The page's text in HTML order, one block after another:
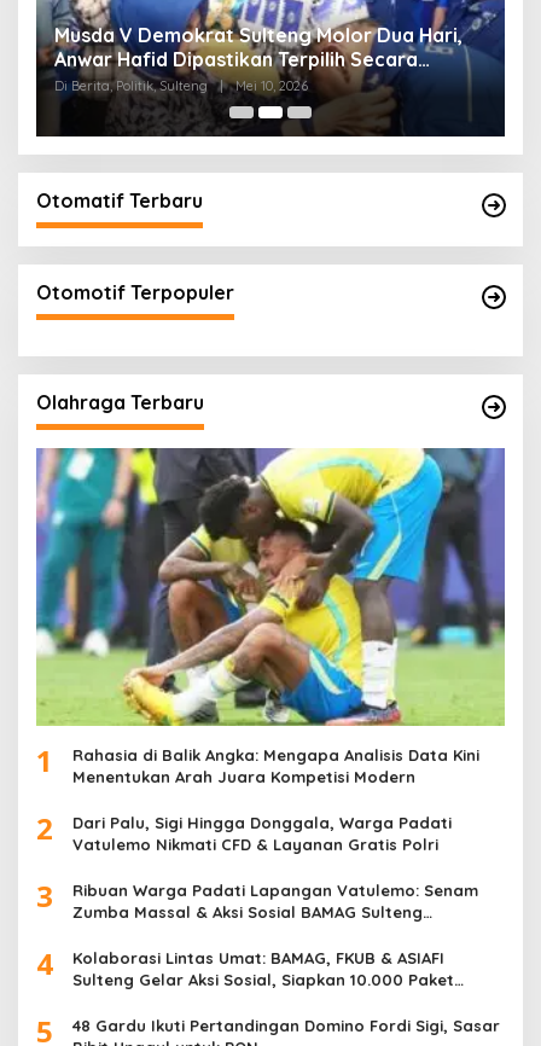
Musda V Demokrat Sulteng Molor Dua Hari,
Anwar Hafid Dipastikan Terpilih Secara
Aklamasi
Di Berita, Politik, Sulteng | Mei 10, 2026
Otomatif Terbaru
Otomotif Terpopuler
Olahraga Terbaru
1
Rahasia di Balik Angka: Mengapa Analisis Data Kini
Menentukan Arah Juara Kompetisi Modern
2
Dari Palu, Sigi Hingga Donggala, Warga Padati
Vatulemo Nikmati CFD & Layanan Gratis Polri
3
Ribuan Warga Padati Lapangan Vatulemo: Senam
Zumba Massal & Aksi Sosial BAMAG Sulteng
4
Kolaborasi Lintas Umat: BAMAG, FKUB & ASIAFI
Sulteng Gelar Aksi Sosial, Siapkan 10.000 Paket
5
48 Gardu Ikuti Pertandingan Domino Fordi Sigi, Sasar